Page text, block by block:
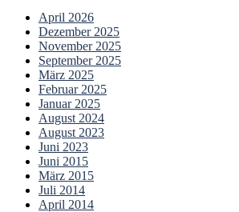
April 2026
Dezember 2025
November 2025
September 2025
März 2025
Februar 2025
Januar 2025
August 2024
August 2023
Juni 2023
Juni 2015
März 2015
Juli 2014
April 2014